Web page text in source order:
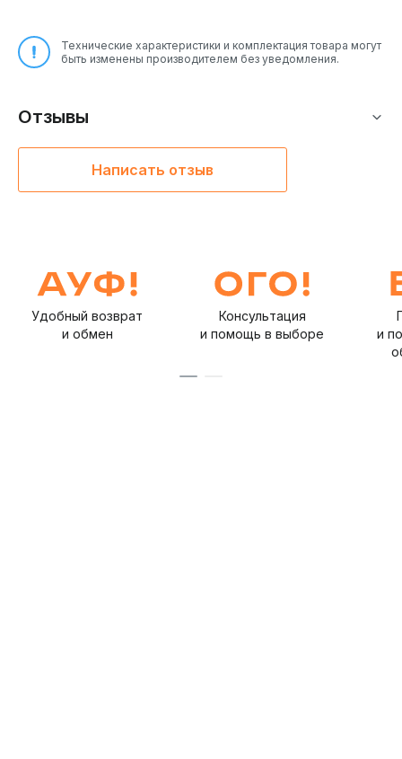
Технические характеристики и комплектация товара могут
быть изменены производителем без уведомления.
Отзывы
Написать отзыв
Удобный возврат
и обмен
Консультация
и помощь в выборе
и